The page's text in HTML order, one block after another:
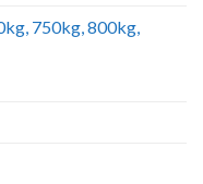
750kg, 800kg,